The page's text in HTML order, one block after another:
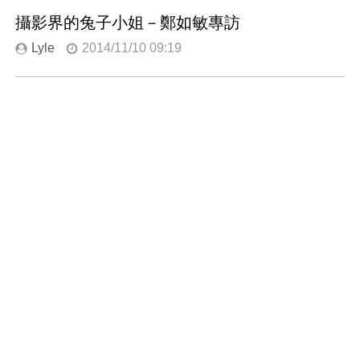
攝影界的兔子小姐－鄭如敏專訪
Lyle 2014/11/10 09:19